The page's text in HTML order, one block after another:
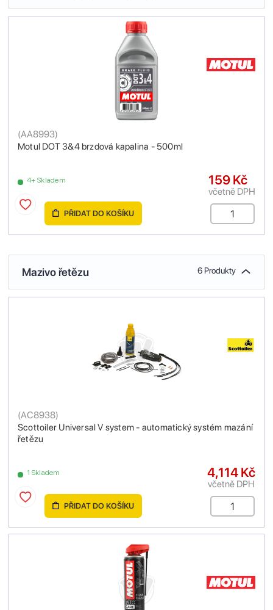
Motul DOT 3&4 brzdová kapalina - 500ml
(AA8993)
4+ Skladem 159 Kč
včetně DPH
PŘIDAT DO KOŠÍKU
Mazivo řetězu 6 Produkty
Scottoiler Universal V system - automatický systém mazání
řetězu
(AC8938)
1 Skladem 4,114 Kč
včetně DPH
PŘIDAT DO KOŠÍKU